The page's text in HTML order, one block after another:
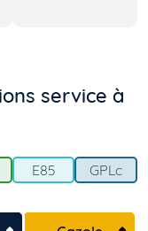
service à
E85 GPLc